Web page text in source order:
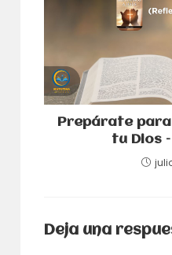
Prepárate
tu Dios
Deja una